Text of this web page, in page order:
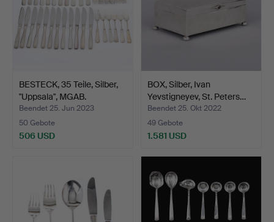
BESTECK, 35 Teile, Silber,
"Uppsala", MGAB.
Beendet 25. Jun 2023
50 Gebote
506 USD
BOX, Silber, Ivan
Yevstigneyev, St. Peters…
Beendet 25. Okt 2022
49 Gebote
1.581 USD